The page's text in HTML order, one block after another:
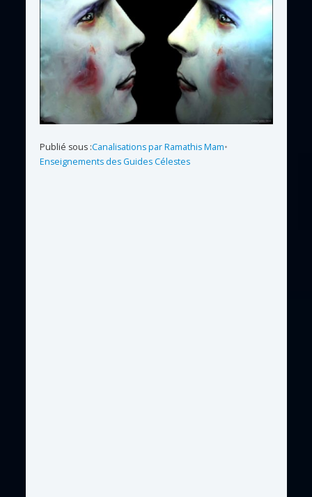
Publié sous :Canalisations par Ramathis Mam•
Enseignements des Guides Célestes